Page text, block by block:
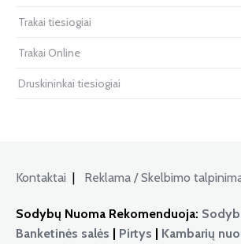
Trakai tiesiogiai
Trakai Online
Druskininkai tiesiogiai
Kontaktai Reklama / Skelbimo
Sodybų Nuoma Rekomenduoja:
Banketinės salės
Pirtys Kambarių